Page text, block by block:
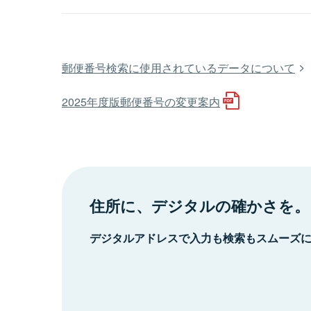
郵便番号検索に使用されているデータについて
2025年度版郵便番号の変更案内
住所に、デジタルの確かさを。
デジタルアドレスで入力も検索もスムーズ